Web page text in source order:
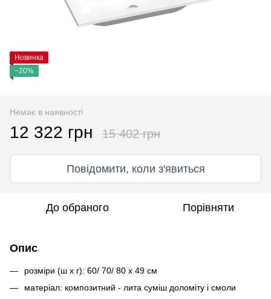
Новинка
−20%
Немає в наявності
12 322 грн 15 402 грн
Повідомити, коли з'явиться
До обраного Порівняти
Опис
розміри (ш x г): 60/ 70/ 80 x 49 см
матеріал: композитний - лита суміш доломіту і смоли